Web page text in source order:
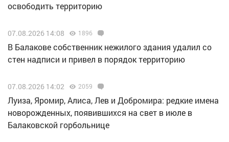
освободить территорию
07.08.2026 14:08 1896
В Балакове собственник нежилого здания удалил со
стен надписи и привел в порядок территорию
07.08.2026 14:02 2059
Луиза, Яромир, Алиса, Лев и Добромира: редкие имена
новорожденных, появившихся на свет в июле в
Балаковской горбольнице